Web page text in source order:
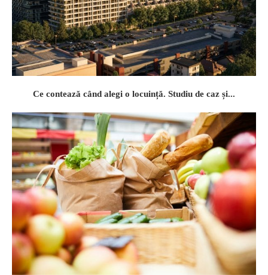
Ce contează când alegi o locuință. Studiu de caz și...